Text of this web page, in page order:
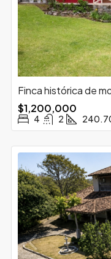
Finca histórica de
$1,200,000
4 2